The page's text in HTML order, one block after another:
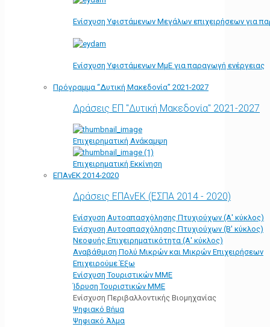
Ενίσχυση Υφιστάμενων Μεγάλων επιχειρήσεων για
Ενίσχυση Υφιστάμενων ΜμΕ για παραγωγή ενέργειας
Πρόγραμμα “Δυτική Μακεδονία” 2021-2027
Δράσεις ΕΠ "Δυτική Μακεδονία" 2021-2027
Επιχειρηματική Ανάκαμψη
Επιχειρηματική Εκκίνηση
ΕΠΑνΕΚ 2014-2020
Δράσεις ΕΠΑνΕΚ (ΕΣΠΑ 2014 - 2020)
Ενίσχυση Αυτοαπασχόλησης Πτυχιούχων (Α' κύκλος)
Ενίσχυση Αυτοαπασχόλησης Πτυχιούχων (Β' κύκλος)
Νεοφυής Επιχειρηματικότητα (Α' κύκλος)
Αναβάθμιση Πολύ Μικρών και Μικρών Επιχειρήσεων
Επιχειρούμε Έξω
Ενίσχυση Τουριστικών ΜΜΕ
Ίδρυση Τουριστικών ΜΜΕ
Ενίσχυση Περιβαλλοντικής Βιομηχανίας
Ψηφιακό Βήμα
Ψηφιακό Άλμα